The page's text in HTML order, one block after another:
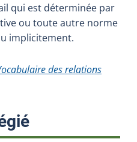
qui est déterminée par
ou toute autre norme
implicitement.
des relations
externe s'ouvrira dans une
: